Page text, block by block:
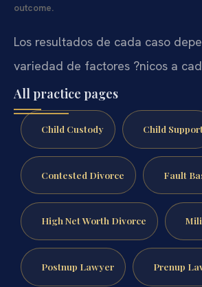
outcome.
Los resultados de cada caso
variedad de factores ?nicos a
All practice pages
Child Custody Child
Contested Divorce Fault
High Net Worth Divorce
Postnup Lawyer Prenup